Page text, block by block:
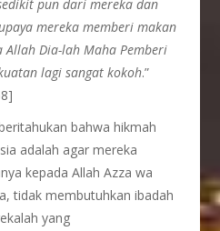
pun dari mereka dan
mereka memberi makan
Allah Dia-lah Maha Pemberi
lagi sangat kokoh.”
bahwa hikmah
adalah agar mereka
kepada Allah Azza wa
tidak membutuhkan ibadah
yang